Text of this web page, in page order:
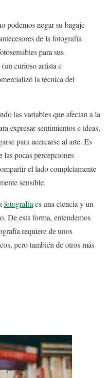
podemos negar su bagaje
de la fotografía
para sus
curioso artista e
la técnica del
las variables que afectan a la
expresar sentimientos e ideas,
para acercarse al arte. Es
las pocas percepciones
el lado completamente
sensible.
fotografíaes una ciencia y un
De esta forma, entendemos
requiere de unos
pero también de otros más